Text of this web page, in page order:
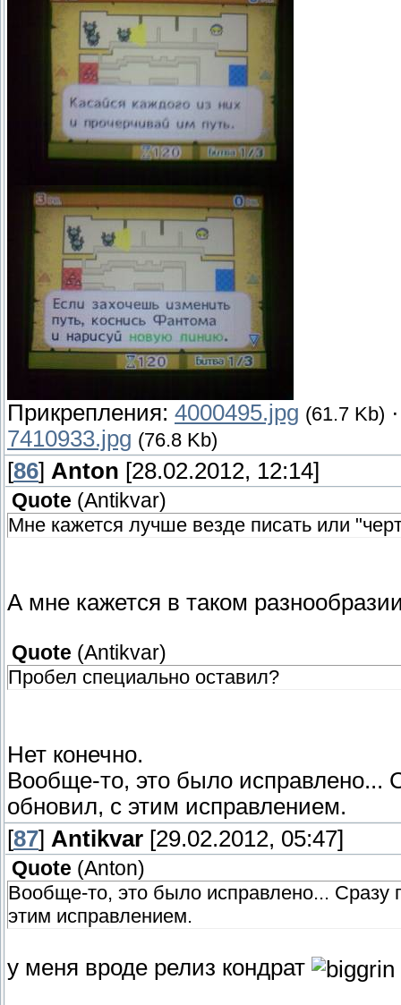
Прикрепления: 4000495.jpg (61.7 Kb)
7410933.jpg (76.8 Kb)
[86] Anton [28.02.2012, 12:14]
Quote (Antikvar)
Мне кажется лучше везде писать или
А мне кажется в таком
Quote (Antikvar)
Пробел специально оставил?
Нет конечно.
Вообще-то, это было исправлено...
обновил, с этим исправлением.
[87] Antikvar [29.02.2012, 05:47]
Quote (Anton)
Вообще-то, это было исправлено... Сразу
этим исправлением.
у меня вроде релиз кондрат